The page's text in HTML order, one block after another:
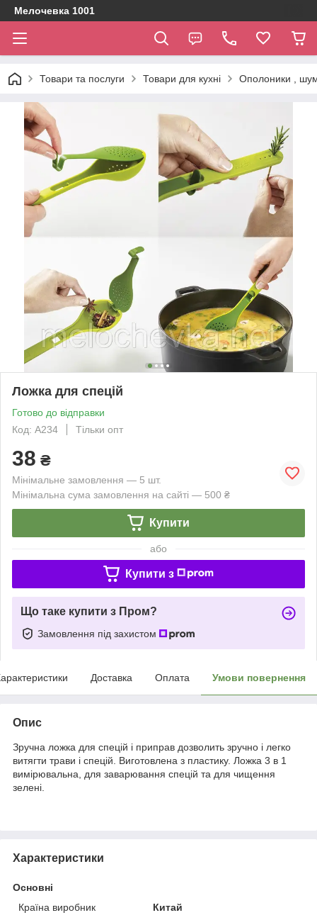
Мелочевка 1001
Товари та послуги Товари для кухні Ополоники ,
Ложка для спецій
Готово до відправки
Код: А234
Тільки опт
38 ₴
Мінімальне замовлення — 5 шт.
Мінімальна сума замовлення на сайті — 500 ₴
Купити
або
Купити з
Що таке купити з Пром?
Замовлення під захистом
Доставка Оплата Умови повернення
Опис
Зручна ложка для спецій і приправ дозволить зручно і легко
витягти трави і спецій. Виготовлена з пластику. Ложка 3 в 1
вимірювальна, для заварювання спецій та для чищення
зелені.
Характеристики
Основні
Країна виробник
Китай